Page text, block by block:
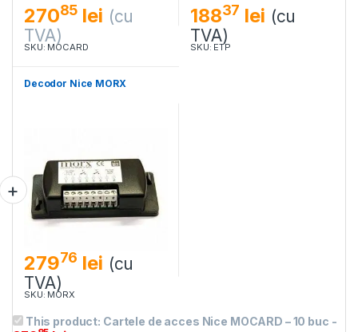
27085 lei (cu
TVA)
SKU: MOCARD
18837 lei (cu
TVA)
SKU: ETP
Decodor Nice MORX
27976 lei (cu
TVA)
SKU: MORX
This product: Cartele de acces Nice MOCARD – 10 buc -